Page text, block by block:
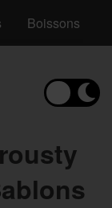
Boissons